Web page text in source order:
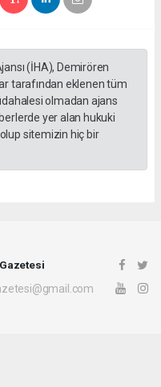
(İHA), Demirören
tarafından eklenen tüm
olmadan ajans
yer alan hukuki
sitemizin hiç bir